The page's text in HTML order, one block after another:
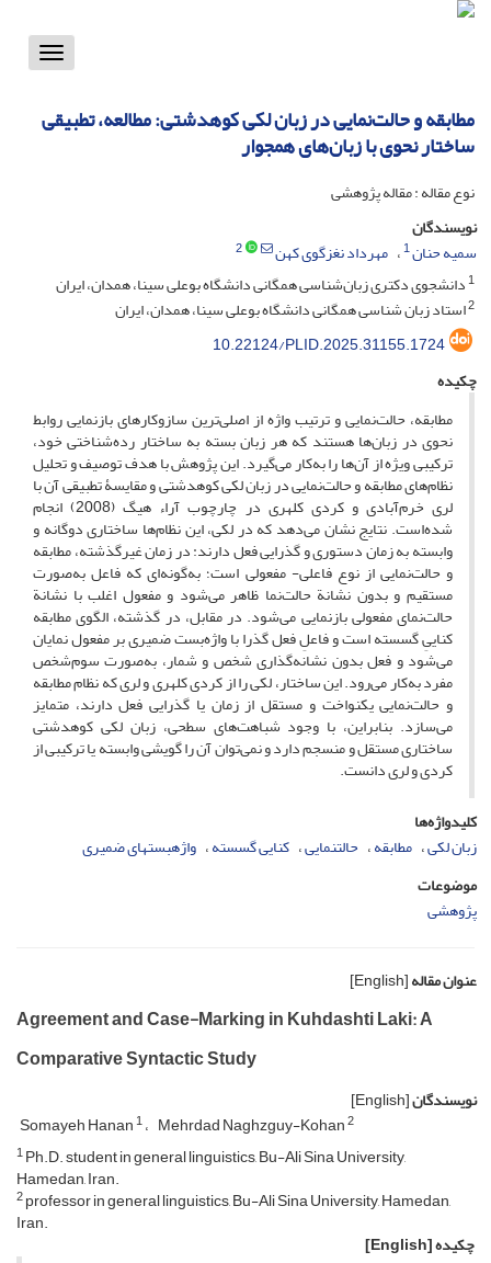
Toggle
مطابقه و حالت‌نمایی در زبان لکی کوهدشتی: مطالعه، تطبیقی
ساختار نحوی با زبان‌های همجوار
نوع مقاله : مقاله پژوهشی
نویسندگان
سمیه حنان1 مهرداد نغزگوی کهن
2
1دانشجوی دکتری زبان‌شناسی همگانی دانشگاه بوعلی سینا، همدان، ایران
2استاد زبان شناسی همگانی دانشگاه بوعلی سینا، همدان، ایران
10.22124/PLID.2025.31155.1724
چکیده
مطابقه، حالت‌نمایی و ترتیب واژه از اصلی‌ترین سازوکارهای بازنمایی روابط
نحوی در زبان‌ها هستند که هر زبان بسته به ساختار رده‌شناختی خود،
ترکیبی ویژه از آن‌ها را به‌کار می‌گیرد. این پژوهش با هدف توصیف و تحلیل
نظام‌های مطابقه و حالت‌نمایی در زبان لکی کوهدشتی و مقایسۀ تطبیقی آن با
لری خرم‌آبادی و کردی کلهری در چارچوب آراء هیگ (2008) انجام
شده‌است. نتایج نشان می‌دهد که در لکی، این نظام‌ها ساختاری دوگانه و
وابسته به زمان دستوری و گذرایی فعل دارند: در زمان غیرگذشته، مطابقه
و حالت‌نمایی از نوع فاعلی- مفعولی است؛ به‌گونه‌ای که فاعل به‌صورت
مستقیم و بدون نشانة حالت‌نما ظاهر می‌شود و مفعول اغلب با نشانة
حالت‌نمای مفعولی بازنمایی می‌شود. در مقابل، در گذشته، الگوی مطابقه
کناییِ گسسته است و فاعلِ فعل گذرا با واژه‌بست ضمیری بر مفعول نمایان
می‌شود و فعل بدون نشانه‌گذاری شخص و شمار، به‌صورت سوم‌شخص
مفرد به‌کار می‌رود. این ساختار، لکی را از کردی کلهری و لری که نظام مطابقه
و حالت‌نمایی یکنواخت و مستقل از زمان یا گذرایی فعل دارند، متمایز
می‌سازد. بنابراین، با وجود شباهت‌های سطحی، زبان لکی کوهدشتی
ساختاری مستقل و منسجم دارد و نمی‌توان آن را گویشی وابسته یا ترکیبی از
کردی و لری دانست.
کلیدواژه‌ها
زبان لکی مطابقه حالت­نمایی کنایی گسسته واژه­بست­های ضمیری
موضوعات
پژوهشی
عنوان مقاله[English]
Agreement and Case-Marking in Kuhdashti Laki: A
Comparative Syntactic Study
نویسندگان[English]
Somayeh Hanan1 Mehrdad Naghzguy-Kohan2
1Ph.D. student in general linguistics, Bu-Ali Sina University,
Hamedan, Iran.
2professor in general linguistics, Bu-Ali Sina University, Hamedan,
Iran.
چکیده[English]